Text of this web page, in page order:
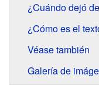
¿Cuándo dejó
¿Cómo es el
Véase también
Galería de